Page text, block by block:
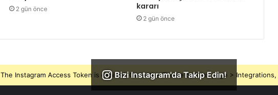
2 gün önce
kararı
2 gün önce
Bizi Instagram'da Takip Edin!
The Instagram Access Token is expired, Go to the Theme options page >